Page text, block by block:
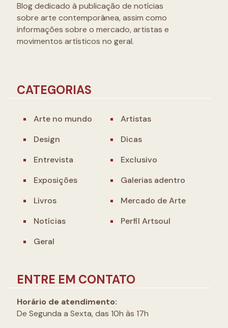
Blog dedicado à publicação de notícias
sobre arte contemporânea, assim como
informações sobre o mercado, artistas e
movimentos artísticos no geral.
CATEGORIAS
Arte no mundo
Artistas
Design
Dicas
Entrevista
Exclusivo
Exposições
Galerias adentro
Livros
Mercado de Arte
Notícias
Perfil Artsoul
Geral
ENTRE EM CONTATO
Horário de atendimento:
De Segunda a Sexta, das 10h às 17h